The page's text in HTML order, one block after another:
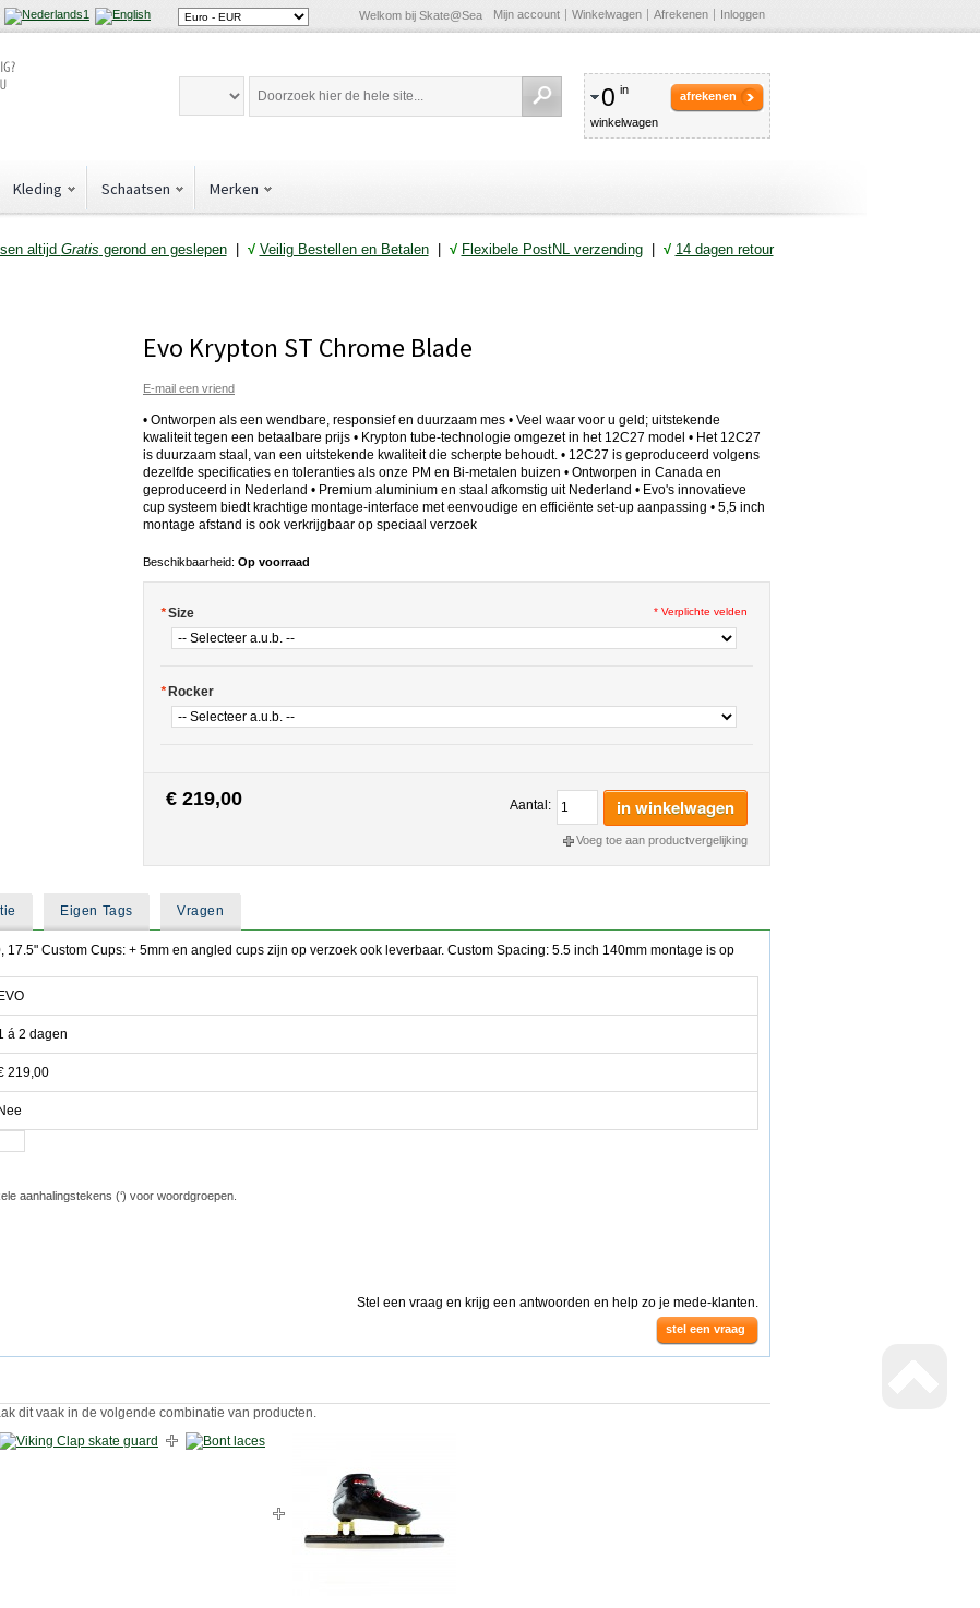
Welkom bij Skate@Sea Mijn account Winkelwagen Afrekenen Inloggen
0 in
winkelwagen
afrekenen
Kleding Schaatsen Merken
altijd Gratis gerond en geslepen| √ Veilig Bestellen en Betalen| √ Flexibele PostNL verzending| √ 14 dagen retour
Evo Krypton ST Chrome Blade
E-mail een vriend
• Ontworpen als een wendbare, responsief en duurzaam mes • Veel waar voor u geld; uitstekende
kwaliteit tegen een betaalbare prijs • Krypton tube-technologie omgezet in het 12C27 model • Het 12C27
is duurzaam staal, van een uitstekende kwaliteit die scherpte behoudt. • 12C27 is geproduceerd volgens
dezelfde specificaties en toleranties als onze PM en Bi-metalen buizen • Ontworpen in Canada en
geproduceerd in Nederland • Premium aluminium en staal afkomstig uit Nederland • Evo's innovatieve
cup systeem biedt krachtige montage-interface met eenvoudige en efficiënte set-up aanpassing • 5,5 inch
montage afstand is ook verkrijgbaar op speciaal verzoek
Beschikbaarheid: Op voorraad
*Size
* Rocker
* Verplichte velden
€ 219,00 Aantal: in winkelwagen
Voeg toe aan productvergelijking
Eigen Tags Vragen
17.5" Custom Cups: + 5mm en angled cups zijn op verzoek ook leverbaar. Custom Spacing: 5.5 inch 140mm montage is op
EVO
á 2 dagen
219,00
Nee
aanhalingstekens (‘) voor woordgroepen.
Stel een vraag en krijg een antwoorden en help zo je mede-klanten.
stel een vraag
dit vaak in de volgende combinatie van producten.